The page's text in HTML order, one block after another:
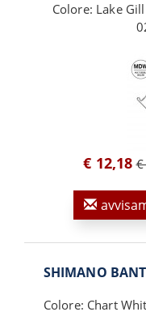
Colore: Lake
€ 12,18 €
SHIMANO
Colore: Chart